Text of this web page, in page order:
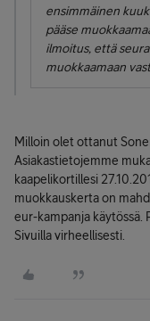
ensimmäinen
pääse
ilmoitus, että
muokkaamaan
Milloin olet ottanut
Asiakastietojemme
kaapelikortillesi
muokkauskerta on
eur-kampanja
Sivuilla virheellisesti.